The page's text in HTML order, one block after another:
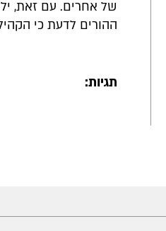
של אחרים. עם זאת,
ההורים לדעת כי הקהילה
תגיות: